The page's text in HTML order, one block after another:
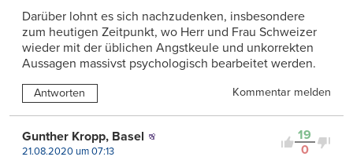
Darüber lohnt es sich nachzudenken, insbesondere
zum heutigen Zeitpunkt, wo Herr und Frau Schweizer
wieder mit der üblichen Angstkeule und unkorrekten
Aussagen massivst psychologisch bearbeitet werden.
Antworten Kommentar melden
19
0
Gunther Kropp, Basel
21.08.2020 um 07:13